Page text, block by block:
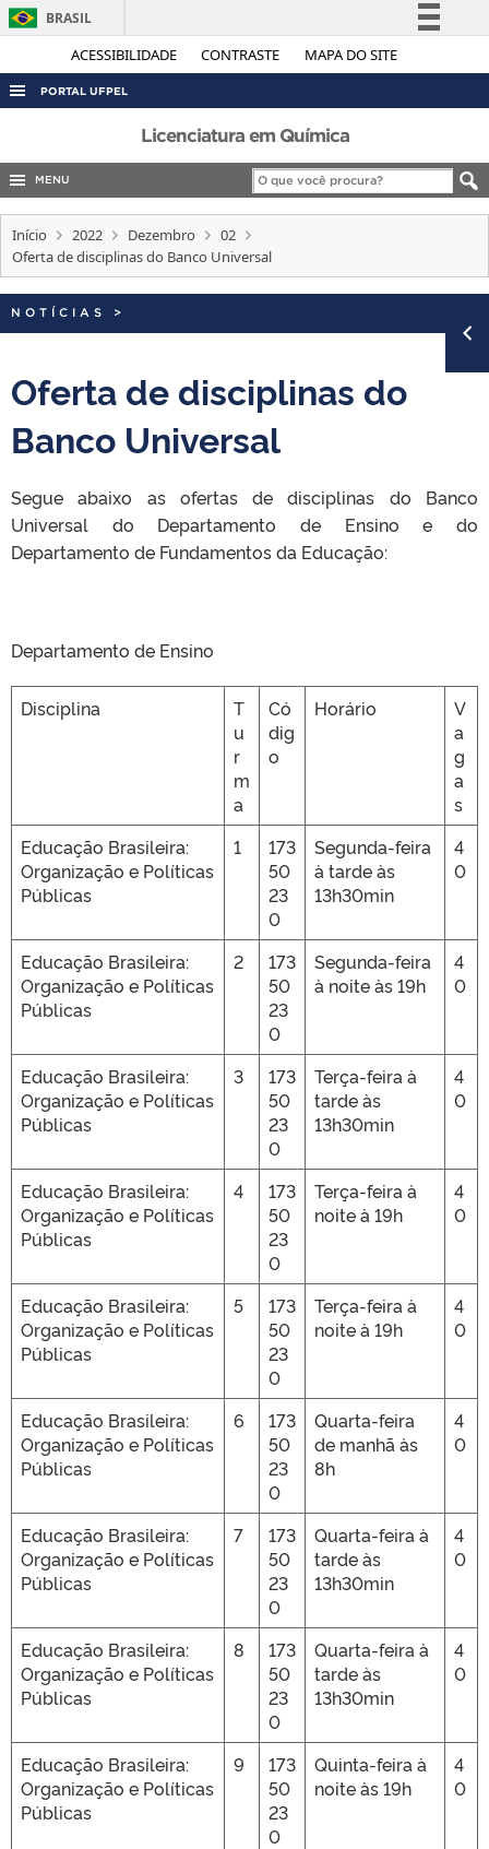
ACESSIBILIDADE CONTRASTE MAPA DO SITE
BRASIL
Simplifique!
Legislação
Canais
PORTAL UFPEL
ACESSO À INFORMAÇÃO
AUDITORIA
CONCURSOS
EDITAIS
INTERNACIONAL
PORTARIAS
Licenciatura em Química
MENU
Início 2022 Dezembro
02
Oferta de disciplinas do Banco Universal
NOTÍCIAS >
Oferta de disciplinas do
Banco Universal
Segue abaixo as ofertas de disciplinas do Banco
Universal do Departamento de Ensino e do
Departamento de Fundamentos da Educação:
Departamento de Ensino
Disciplina
T
u
r
m
a
Có
dig
o
Horário
V
a
g
a
s
Educação Brasileira:
Organização e Políticas
Públicas
1
173
50
23
0
Segunda-feira
à tarde às
13h30min
4
0
Educação Brasileira:
Organização e Políticas
Públicas
2
173
50
23
0
Segunda-feira
à noite às 19h
4
0
Educação Brasileira:
Organização e Políticas
Públicas
3
173
50
23
0
Terça-feira à
tarde às
13h30min
4
0
Educação Brasileira:
Organização e Políticas
Públicas
4
173
50
23
0
Terça-feira à
noite à 19h
4
0
Educação Brasileira:
Organização e Políticas
Públicas
5
173
50
23
0
Terça-feira à
noite à 19h
4
0
Educação Brasileira:
Organização e Políticas
Públicas
6
173
50
23
0
Quarta-feira
de manhã às
8h
4
0
Educação Brasileira:
Organização e Políticas
Públicas
7
173
50
23
0
Quarta-feira à
tarde às
13h30min
4
0
Educação Brasileira:
Organização e Políticas
Públicas
8
173
50
23
0
Quarta-feira à
tarde às
13h30min
4
0
Educação Brasileira:
Organização e Políticas
Públicas
9
173
50
23
0
Quinta-feira à
noite às 19h
4
0